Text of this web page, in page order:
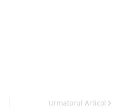
Urmatorul Articol